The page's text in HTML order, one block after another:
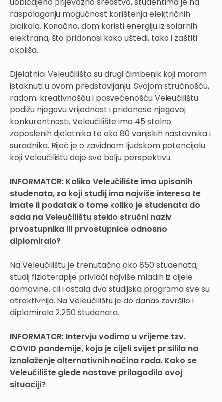
raspolaganju mogućnost korištenja električnih
bicikala. Konačno, dom koristi energiju iz solarnih
elektrana, što pridonosi kako uštedi, tako i zaštiti
okoliša.
Djelatnici Veleučilišta su drugi čimbenik koji moram
istaknuti u ovom predstavljanju. Svojom stručnošću,
radom, kreativnošću i posvećenošću Veleučilištu
podižu njegovu vrijednost i pridonose njegovoj
konkurentnosti. Veleučilište ima 45 stalno
zaposlenih djelatnika te oko 80 vanjskih nastavnika i
suradnika. Riječ je o zavidnom ljudskom potencijalu
koji Veleučilištu daje sve bolju perspektivu.
INFORMATOR: Koliko Veleučilište ima upisanih
studenata, za koji studij ima najviše interesa te
imate li podatak o tome koliko je studenata do
sada na Veleučilištu steklo stručni naziv
prvostupnika ili prvostupnice odnosno
diplomiralo?
Na Veleučilištu je trenutačno oko 850 studenata,
studij fizioterapije privlači najviše mladih iz cijele
domovine, ali i ostala dva studijska programa sve su
atraktivnija. Na Veleučilištu je do danas završilo i
diplomiralo 2.250 studenata.
INFORMATOR: Intervju vodimo u vrijeme tzv.
COVID pandemije, koja je cijeli svijet prisilila na
iznalaženje alternativnih načina rada. Kako se
Veleučilište glede nastave prilagodilo ovoj
situaciji?